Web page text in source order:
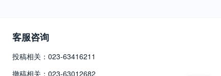
客服咨询
投稿相关：023-63416211
撤稿相关：023-63012682